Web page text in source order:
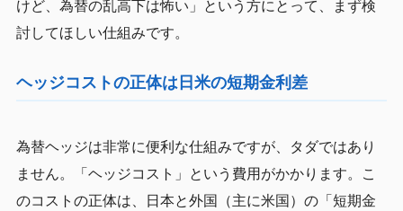
けど、為替の乱高下は怖い」という方にとって、まず検
討してほしい仕組みです。
ヘッジコストの正体は日米の短期金利差
為替ヘッジは非常に便利な仕組みですが、タダではあり
ません。「ヘッジコスト」という費用がかかります。こ
のコストの正体は、日本と外国（主に米国）の「短期金